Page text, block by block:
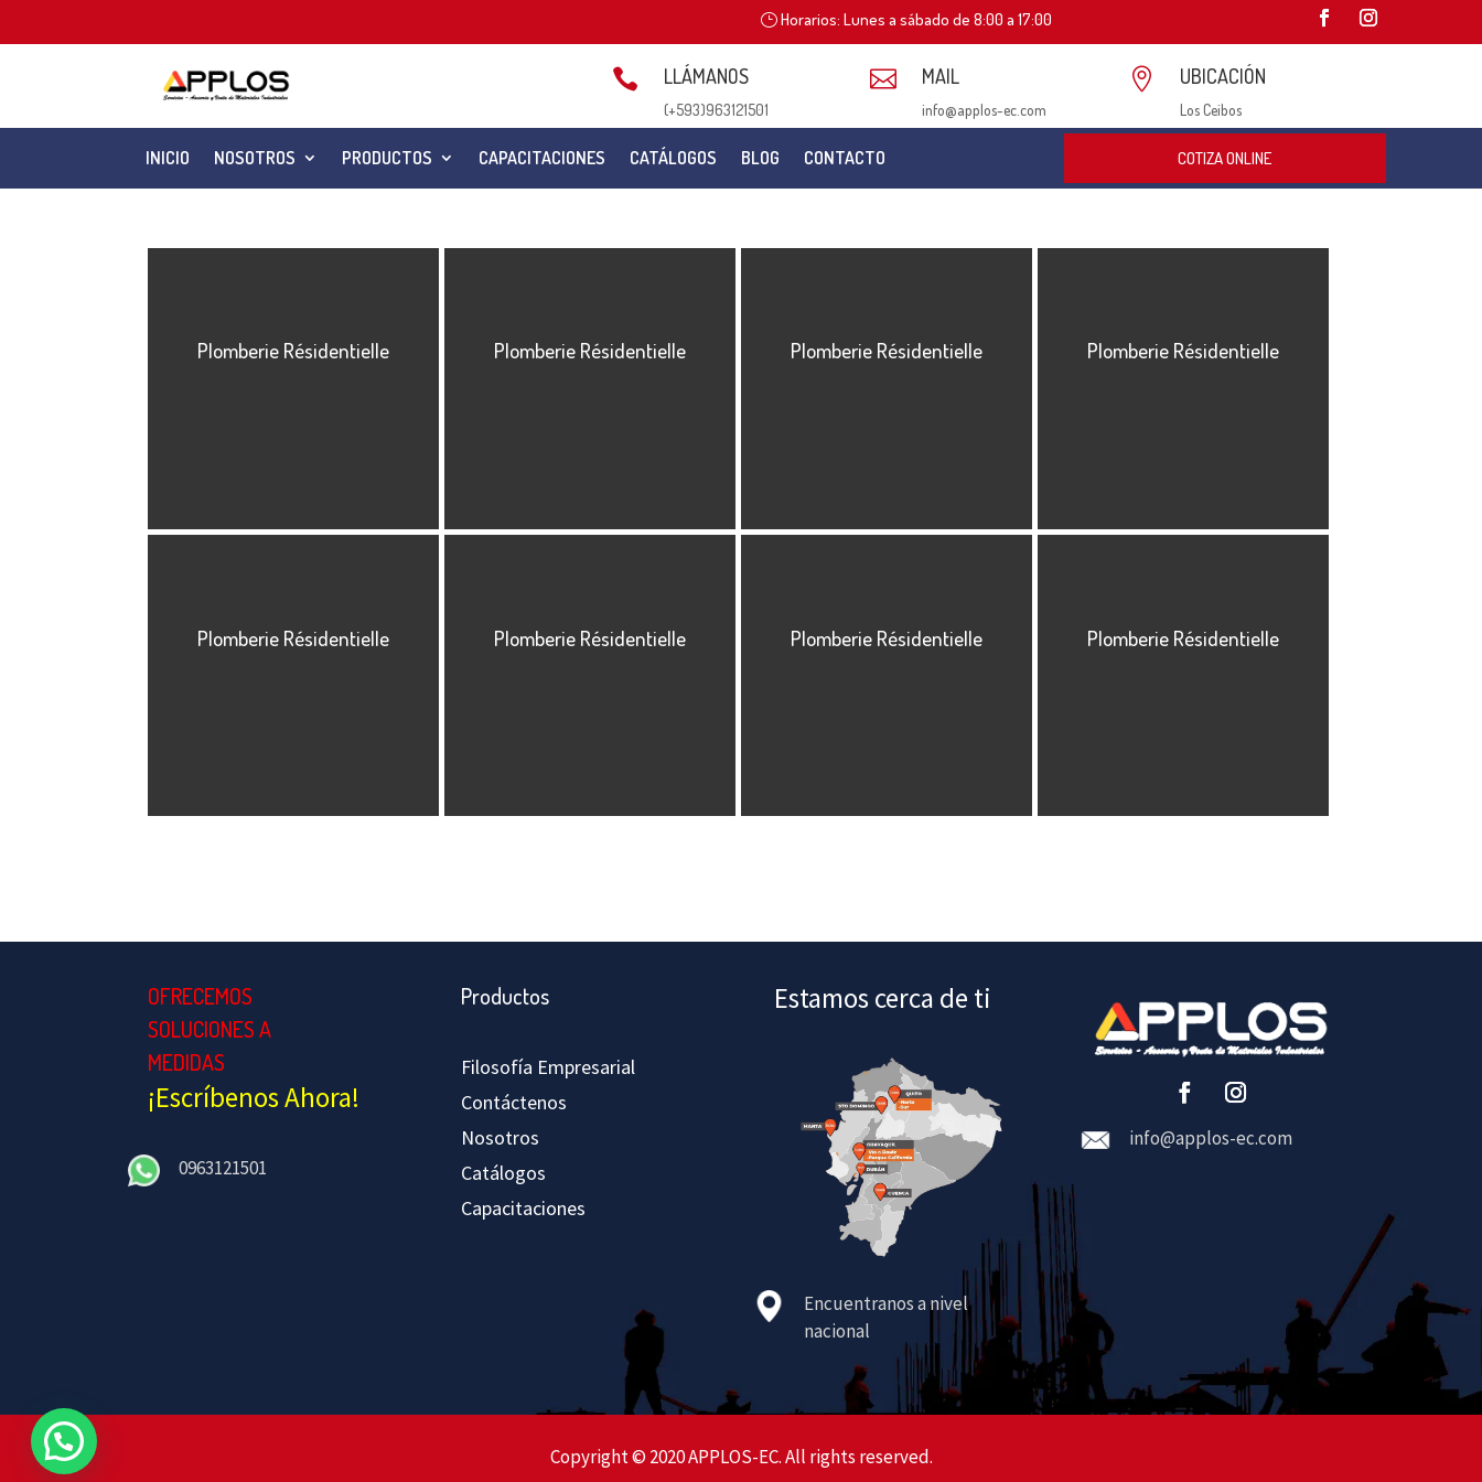
Horarios: Lunes a sábado de 8:00 a 17:00
 LLÁMANOS
(+593)963121501
 MAIL
info@applos-ec.com
 UBICACIÓN
Los Ceibos
INICIO NOSOTROS PRODUCTOS CAPACITACIONES CATÁLOGOS BLOG CONTACTO COTIZA ONLINE
Plomberie Résidentielle
Plomberie Résidentielle
Plomberie Résidentielle
Plomberie Résidentielle
Plomberie Résidentielle
Plomberie Résidentielle
Plomberie Résidentielle
Plomberie Résidentielle
OFRECEMOS
SOLUCIONES A
MEDIDAS
¡Escríbenos Ahora!
0963121501
Productos
Filosofía Empresarial
Contáctenos
Nosotros
Catálogos
Capacitaciones
Estamos cerca de ti
Encuentranos a nivel
nacional
info@applos-ec.com
Copyright © 2020 APPLOS-EC. All rights reserved.